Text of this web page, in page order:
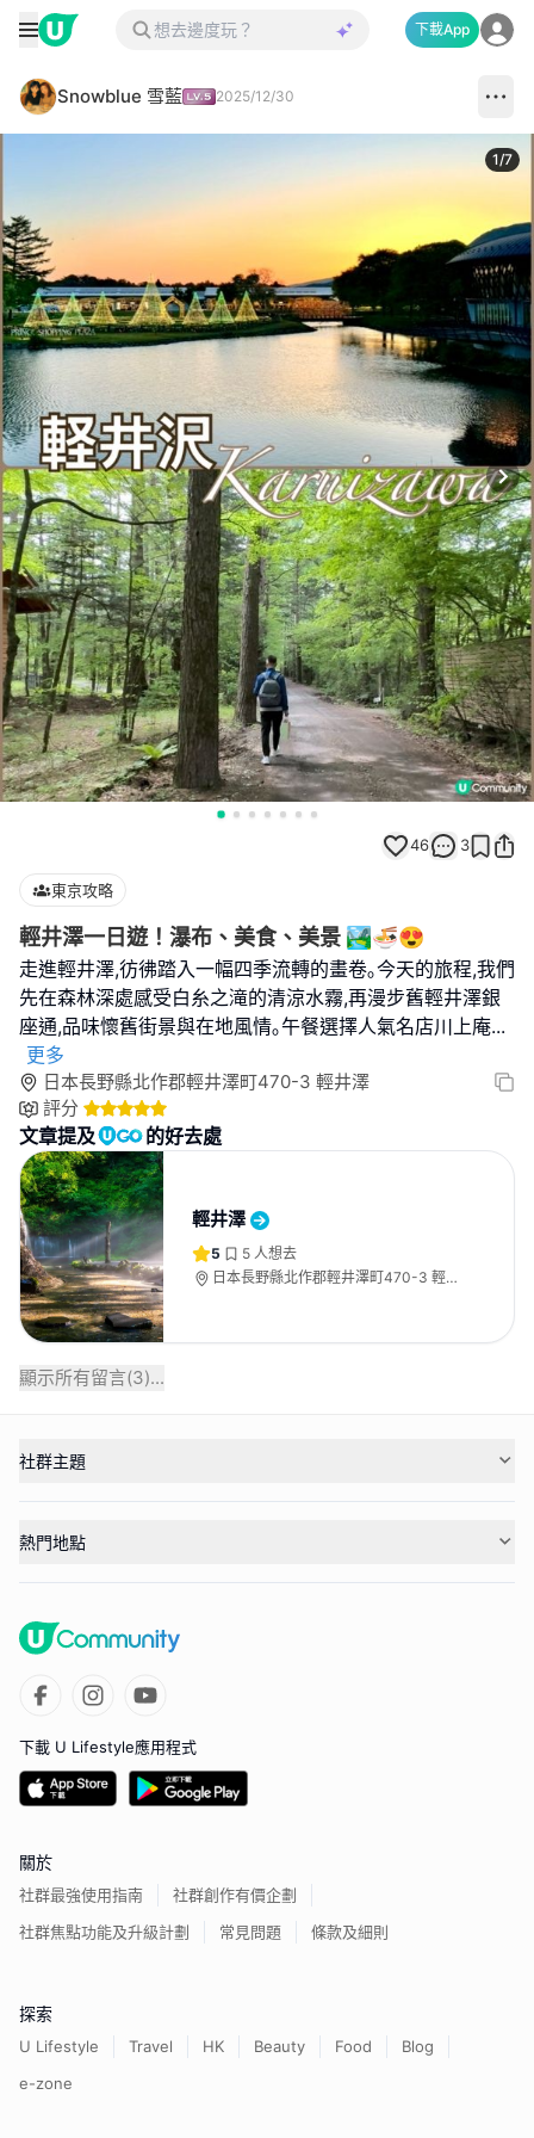
下載App
Snowblue 雪藍 2025/12/30
1/7
46 3
東京攻略
輕井澤一日遊！瀑布、美食、美景 🏞️🍜😍
走進輕井澤,彷彿踏入一幅四季流轉的畫卷｡今天的旅程,我們
先在森林深處感受白糸之滝的清涼水霧,再漫步舊輕井澤銀
座通,品味懷舊街景與在地風情｡午餐選擇人氣名店川上庵...
更多
日本長野縣北作郡輕井澤町470-3 輕井澤
評分
文章提及 的好去處
輕井澤
5 5 人想去
日本長野縣北作郡輕井澤町470-3 輕井
顯示所有留言(3)...
社群主題
熱門地點
下載 U Lifestyle應用程式
關於
社群最強使用指南
社群創作有價企劃
社群焦點功能及升級計劃
常見問題 條款及細則
探索
U Lifestyle Travel HK Beauty Food
Blog
e-zone